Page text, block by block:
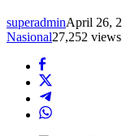
superadminApril 26,
Nasional27,252 views